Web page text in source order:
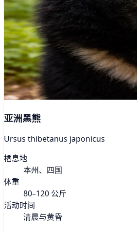
亚洲黑熊
Ursus thibetanus japonicus
栖息地
本州、四国
体重
80–120 公斤
活动时间
清晨与黄昏